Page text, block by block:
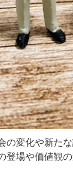
の変化や新た
登場や価値観